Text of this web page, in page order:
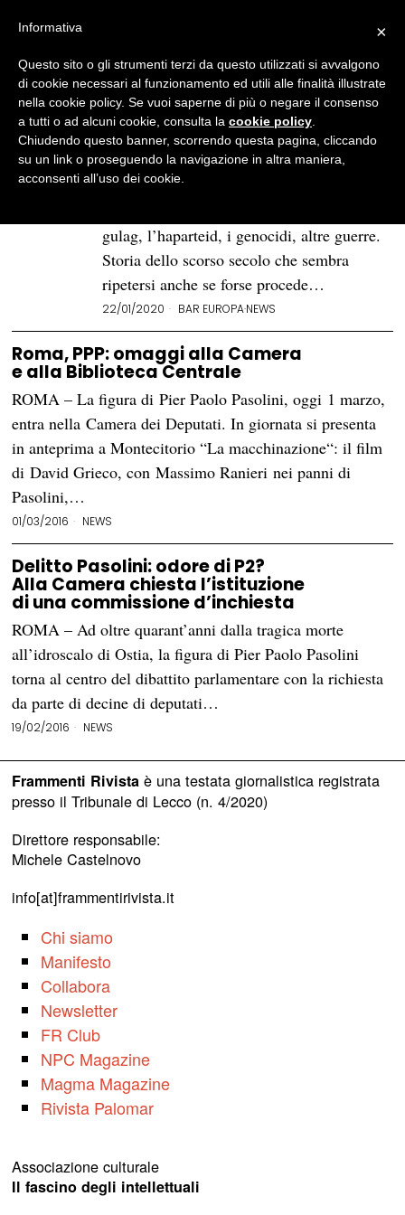
BROWSE TAG
commissione
L'unico gradiente di umanità |
Bar Europa
Senza contare ciò che è stato prima. Due
gulag, l’haparteid, i genocidi, altre guerre.
Storia dello scorso secolo che sembra
ripetersi anche se forse procede…
22/01/2020 BAR EUROPA·NEWS
Roma, PPP: omaggi alla Camera
e alla Biblioteca Centrale
ROMA – La figura di Pier Paolo Pasolini, oggi 1 marzo,
entra nella Camera dei Deputati. In giornata si presenta
in anteprima a Montecitorio “La macchinazione“: il film
di David Grieco, con Massimo Ranieri nei panni di
Pasolini,…
01/03/2016 NEWS
Delitto Pasolini: odore di P2?
Alla Camera chiesta l’istituzione
di una commissione d’inchiesta
ROMA – Ad oltre quarant’anni dalla tragica morte
all’idroscalo di Ostia, la figura di Pier Paolo Pasolini
torna al centro del dibattito parlamentare con la richiesta
da parte di decine di deputati…
19/02/2016 NEWS
Frammenti Rivistaè una testata giornalistica registrata
presso il Tribunale di Lecco (n. 4/2020)
Direttore responsabile:
Michele Castelnovo
info[at]frammentirivista.it
Chi siamo
Manifesto
Collabora
Newsletter
FR Club
NPC Magazine
Magma Magazine
Rivista Palomar
Associazione culturale
Il fascino degli intellettuali
×
Informativa
Questo sito o gli strumenti terzi da questo utilizzati si avvalgono
di cookie necessari al funzionamento ed utili alle finalità illustrate
nella cookie policy. Se vuoi saperne di più o negare il consenso
a tutti o ad alcuni cookie, consulta la cookie policy
Chiudendo questo banner, scorrendo questa pagina, cliccando
su un link o proseguendo la navigazione in altra maniera,
acconsenti all’uso dei cookie.